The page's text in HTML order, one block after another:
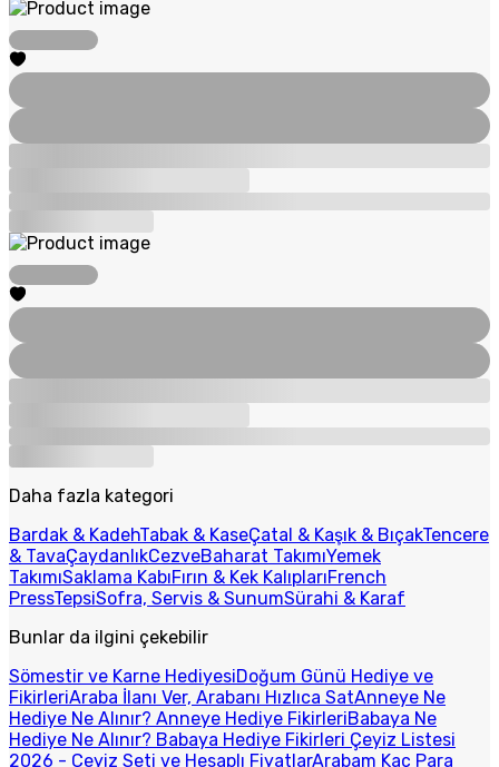
Daha fazla kategori
Bardak & KadehTabak & KaseÇatal & Kaşık & BıçakTencere
& TavaÇaydanlıkCezveBaharat TakımıYemek
TakımıSaklama KabıFırın & Kek KalıplarıFrench
PressTepsiSofra, Servis & SunumSürahi & Karaf
Bunlar da ilgini çekebilir
Sömestir ve Karne HediyesiDoğum Günü Hediye ve
FikirleriAraba İlanı Ver, Arabanı Hızlıca SatAnneye Ne
Hediye Ne Alınır? Anneye Hediye FikirleriBabaya Ne
Hediye Ne Alınır? Babaya Hediye Fikirleri Çeyiz Listesi
2026 - Çeyiz Seti ve Hesaplı FiyatlarArabam Kaç Para